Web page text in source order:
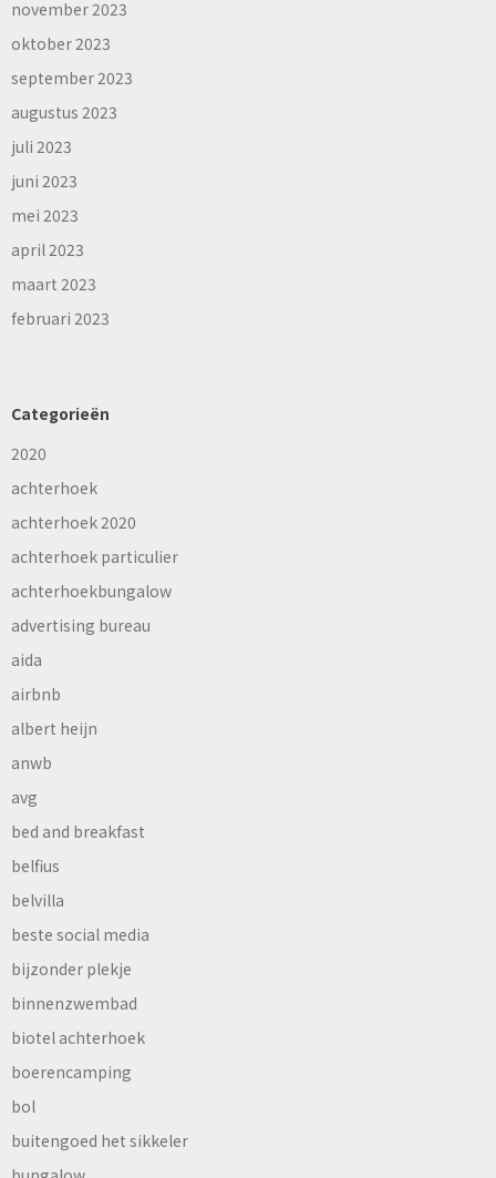
november 2023
oktober 2023
september 2023
augustus 2023
juli 2023
juni 2023
mei 2023
april 2023
maart 2023
februari 2023
Categorieën
2020
achterhoek
achterhoek 2020
achterhoek particulier
achterhoekbungalow
advertising bureau
aida
airbnb
albert heijn
anwb
avg
bed and breakfast
belfius
belvilla
beste social media
bijzonder plekje
binnenzwembad
biotel achterhoek
boerencamping
bol
buitengoed het sikkeler